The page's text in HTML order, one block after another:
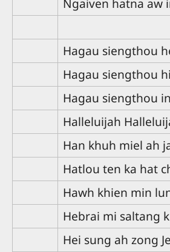
Ngaiven hatna aw
Hagau siengthou
Hagau siengthou
Hagau siengthou
Halleluijah
Han khuh miel ah
Hatlou ten ka hat
Hawh khien min
Hebrai mi saltang
Hei sung ah zong